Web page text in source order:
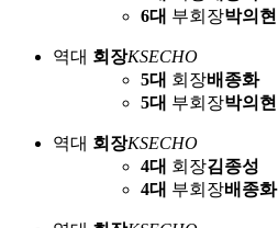
6대 부회장박의현
역대 회장KSECHO
5대 회장배종화
5대 부회장박의현
역대 회장KSECHO
4대 회장김종성
4대 부회장배종화